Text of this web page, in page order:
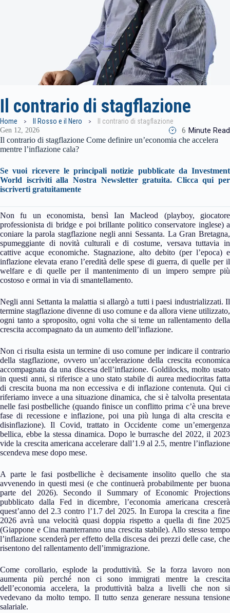
Il contrario di stagflazione
Home Il Rosso e il Nero Il contrario di stagflazione
Gen 12, 2026 6 Minute Read
Il contrario di stagflazione Come definire un’economia che accelera
mentre l’inflazione cala?
Se vuoi ricevere le principali notizie pubblicate da Investment
World iscriviti alla Nostra Newsletter gratuita. Clicca qui per
iscriverti gratuitamente
Non fu un economista, bensì Ian Macleod (playboy, giocatore
professionista di bridge e poi brillante politico conservatore inglese) a
coniare la parola stagflazione negli anni Sessanta. La Gran Bretagna,
spumeggiante di novità culturali e di costume, versava tuttavia in
cattive acque economiche. Stagnazione, alto debito (per l’epoca) e
inflazione elevata erano l’eredità delle spese di guerra, di quelle per il
welfare e di quelle per il mantenimento di un impero sempre più
costoso e ormai in via di smantellamento.
Negli anni Settanta la malattia si allargò a tutti i paesi industrializzati. Il
termine stagflazione divenne di uso comune e da allora viene utilizzato,
ogni tanto a sproposito, ogni volta che si teme un rallentamento della
crescita accompagnato da un aumento dell’inflazione.
Non ci risulta esista un termine di uso comune per indicare il contrario
della stagflazione, ovvero un’accelerazione della crescita economica
accompagnata da una discesa dell’inflazione. Goldilocks, molto usato
in questi anni, si riferisce a uno stato stabile di aurea mediocritas fatta
di crescita buona ma non eccessiva e di inflazione contenuta. Qui ci
riferiamo invece a una situazione dinamica, che si è talvolta presentata
nelle fasi postbelliche (quando finisce un conflitto prima c’è una breve
fase di recessione e inflazione, poi una più lunga di alta crescita e
disinflazione). Il Covid, trattato in Occidente come un’emergenza
bellica, ebbe la stessa dinamica. Dopo le burrasche del 2022, il 2023
vide la crescita americana accelerare dall’1.9 al 2.5, mentre l’inflazione
scendeva mese dopo mese.
A parte le fasi postbelliche è decisamente insolito quello che sta
avvenendo in questi mesi (e che continuerà probabilmente per buona
parte del 2026). Secondo il Summary of Economic Projections
pubblicato dalla Fed in dicembre, l’economia americana crescerà
quest’anno del 2.3 contro l’1.7 del 2025. In Europa la crescita a fine
2026 avrà una velocità quasi doppia rispetto a quella di fine 2025
(Giappone e Cina manterranno una crescita stabile). Allo stesso tempo
l’inflazione scenderà per effetto della discesa dei prezzi delle case, che
risentono del rallentamento dell’immigrazione.
Come corollario, esplode la produttività. Se la forza lavoro non
aumenta più perché non ci sono immigrati mentre la crescita
dell’economia accelera, la produttività balza a livelli che non si
vedevano da molto tempo. Il tutto senza generare nessuna tensione
salariale.